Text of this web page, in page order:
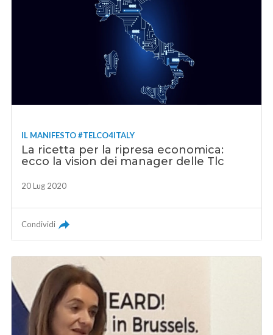
IL MANIFESTO #TELCO4ITALY
La ricetta per la ripresa economica:
ecco la vision dei manager delle Tlc
20 Lug 2020
Condividi